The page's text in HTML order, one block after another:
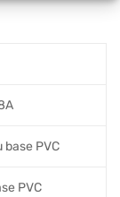
base PVC
PVC